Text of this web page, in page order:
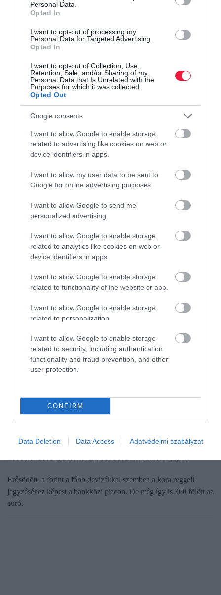
Personal Data.
Opted In
I want to opt-out of processing my
Personal Data for Targeted Advertising.
Opted In
I want to opt-out of Collection, Use,
Retention, Sale, and/or Sharing of my
Personal Data that Is Unrelated with the
Purposes for which it was collected.
Opted Out
Google consents
I want to allow Google to enable storage
related to advertising like cookies on web or
device identifiers in apps.
I want to allow my user data to be sent to
Google for online advertising purposes.
I want to allow Google to send me
personalized advertising.
I want to allow Google to enable storage
related to analytics like cookies on web or
device identifiers in apps.
I want to allow Google to enable storage
related to functionality of the website or app.
I want to allow Google to enable storage
related to personalization.
I want to allow Google to enable storage
related to security, including authentication
functionality and fraud prevention, and other
user protection.
CONFIRM
Data Deletion Data Access Adatvédelmi szabályzat
Betétbe tennéd a pénzed? Így csábítanak most a
Új állampapír jön, ekkora kamattal
Befektetésnek vették a 77 millió forintos
szarvasmarhát
FORINT
Belehúzott a forint a hét utolsó munkanapján
Erősödött a forint a főbb devizákkal szemben a kora reggeli
jegyzéséhez képest a bankközi piacon. De még így is 360 fölött az
euró.